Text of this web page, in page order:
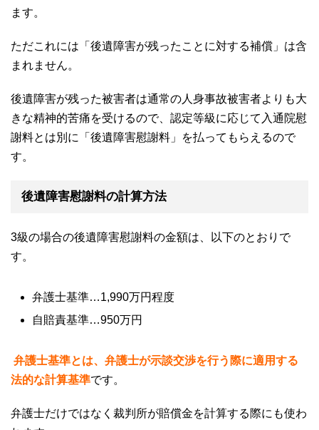
ます。
ただこれには「後遺障害が残ったことに対する補償」は含
まれません。
後遺障害が残った被害者は通常の人身事故被害者よりも大
きな精神的苦痛を受けるので、認定等級に応じて入通院慰
謝料とは別に「後遺障害慰謝料」を払ってもらえるので
す。
後遺障害慰謝料の計算方法
3級の場合の後遺障害慰謝料の金額は、以下のとおりで
す。
弁護士基準…1,990万円程度
自賠責基準…950万円
弁護士基準とは、弁護士が示談交渉を行う際に適用する
法的な計算基準です。
弁護士だけではなく裁判所が賠償金を計算する際にも使わ